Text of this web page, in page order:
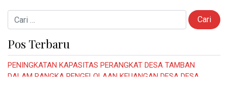
Cari untuk:
Pos Terbaru
PENINGKATAN KAPASITAS PERANGKAT DESA TAMBAN
DALAM RANGKA PENGELOLAAN KEUANGAN DESA DESA